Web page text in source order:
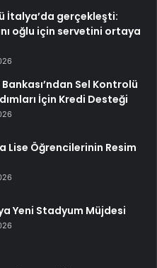
İtalya’da gerçekleşti:
oğlu için servetini ortaya
Sel Kontrolü
İçin Kredi Desteği
Lise Öğrencilerinin Resim
Yeni Stadyum Müjdesi